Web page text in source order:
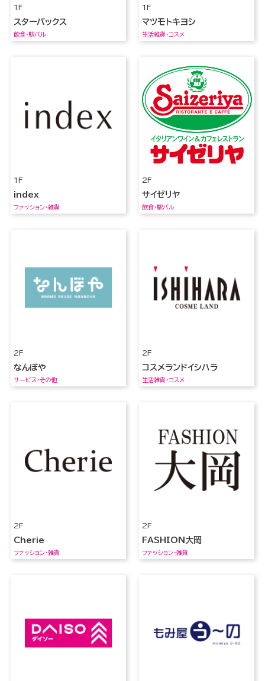
1F
スターバックス
飲食・駅バル
1F
マツモトキヨシ
生活雑貨・コスメ
1F
index
ファッション・雑貨
2F
サイゼリヤ
飲食・駅バル
2F
なんぼや
サービス・その他
2F
コスメランドイシハラ
生活雑貨・コスメ
2F
Cherie
ファッション・雑貨
2F
FASHION大岡
ファッション・雑貨